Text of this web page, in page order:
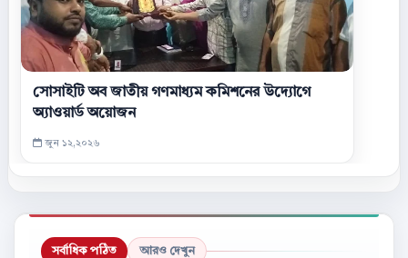
সোসাইটি অব জাতীয় গণমাধ্যম কমিশনের উদ্যোগে
অ্যাওয়ার্ড অয়োজন
জুন ১২,২০২৬
সর্বাধিক পঠিত আরও দেখুন